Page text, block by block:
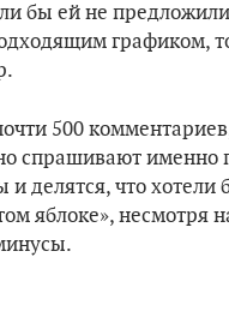
бы ей не
графиком,
500
спрашивают именно
и делятся, что хотели
яблоке», несмотря